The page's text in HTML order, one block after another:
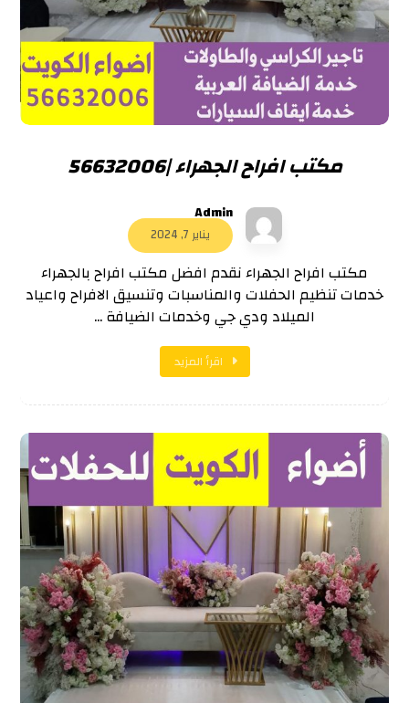
مكتب افراح الجهراء |56632006
Admin
يناير 7, 2024
مكتب افراح الجهراء نقدم افضل مكتب افراح بالجهراء
خدمات تنظيم الحفلات والمناسبات وتنسيق الافراح واعياد
الميلاد ودي جي وخدمات الضيافة ...
اقرأ المزيد